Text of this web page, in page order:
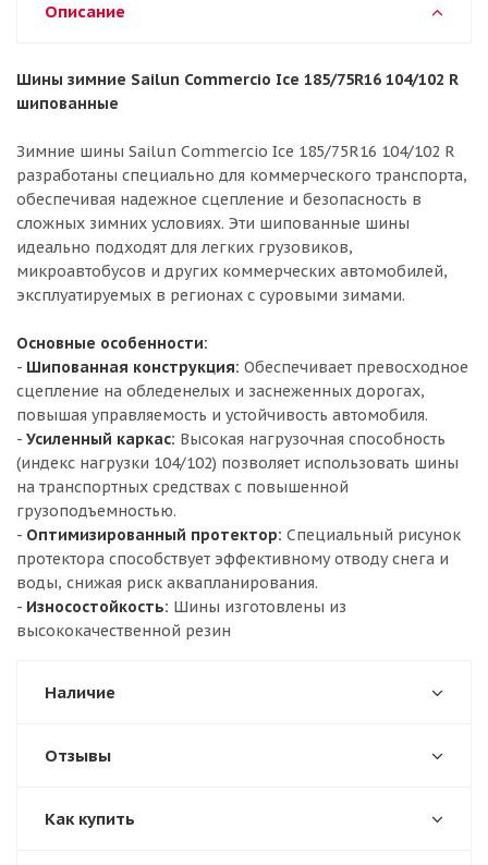
Описание
Шины зимние Sailun Commercio Ice 185/75R16 104/102 R
шипованные
Зимние шины Sailun Commercio Ice 185/75R16 104/102 R
разработаны специально для коммерческого транспорта,
обеспечивая надежное сцепление и безопасность в
сложных зимних условиях. Эти шипованные шины
идеально подходят для легких грузовиков,
микроавтобусов и других коммерческих автомобилей,
эксплуатируемых в регионах с суровыми зимами.
Основные особенности:
- Шипованная конструкция: Обеспечивает превосходное
сцепление на обледенелых и заснеженных дорогах,
повышая управляемость и устойчивость автомобиля.
- Усиленный каркас: Высокая нагрузочная способность
(индекс нагрузки 104/102) позволяет использовать шины
на транспортных средствах с повышенной
грузоподъемностью.
- Оптимизированный протектор: Специальный рисунок
протектора способствует эффективному отводу снега и
воды, снижая риск аквапланирования.
- Износостойкость: Шины изготовлены из
высококачественной резин
Наличие
Отзывы
Как купить